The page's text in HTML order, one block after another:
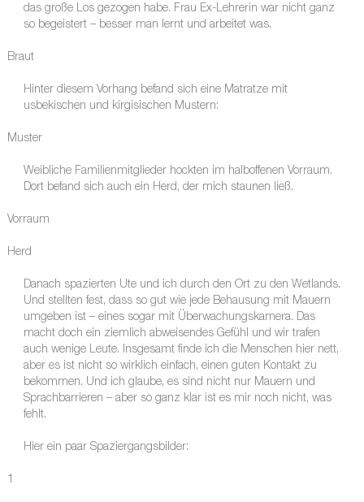
das große Los gezogen habe. Frau Ex-Lehrerin war nicht ganz
so begeistert – besser man lernt und arbeitet was.
Braut
Hinter diesem Vorhang befand sich eine Matratze mit
usbekischen und kirgisischen Mustern:
Muster
Weibliche Familienmitglieder hockten im halboffenen Vorraum.
Dort befand sich auch ein Herd, der mich staunen ließ.
Vorraum
Herd
Danach spazierten Ute und ich durch den Ort zu den Wetlands.
Und stellten fest, dass so gut wie jede Behausung mit Mauern
umgeben ist – eines sogar mit Überwachungskamera. Das
macht doch ein ziemlich abweisendes Gefühl und wir trafen
auch wenige Leute. Insgesamt finde ich die Menschen hier nett,
aber es ist nicht so wirklich einfach, einen guten Kontakt zu
bekommen. Und ich glaube, es sind nicht nur Mauern und
Sprachbarrieren – aber so ganz klar ist es mir noch nicht, was
fehlt.
Hier ein paar Spaziergangsbilder:
1